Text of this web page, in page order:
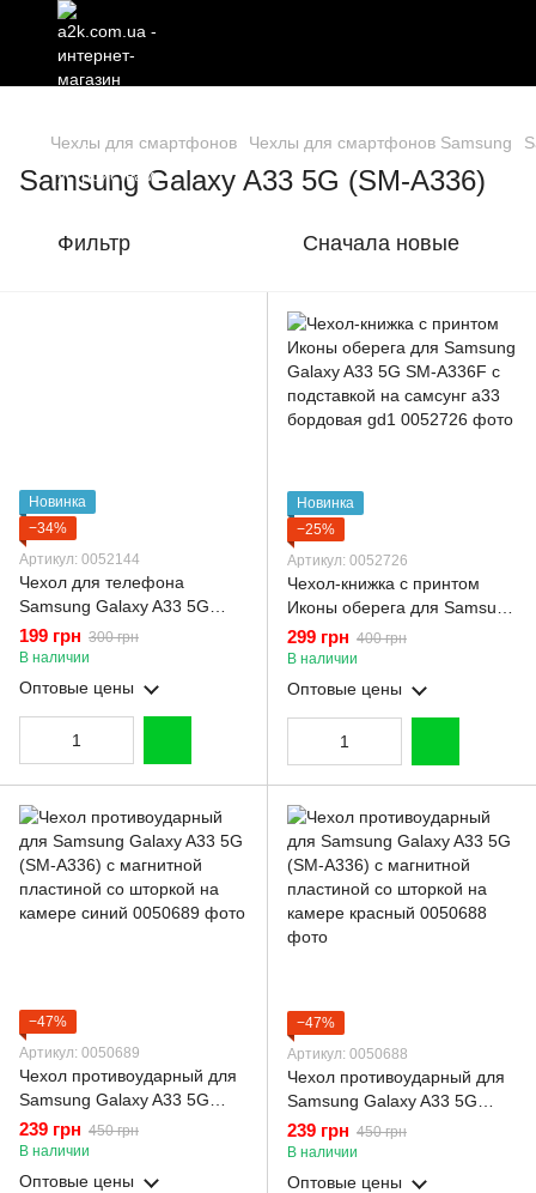
Чехлы для смартфонов Чехлы для смартфонов Samsung
Samsung Galaxy A33 5G (SM-A336)
Фильтр Сначала новые
Новинка
−34%
Артикул: 0052144
Чехол для телефона
Samsung Galaxy A33 5G
(SM-A336) карбоновый
противоударный с высокими
бортами черный
199 грн 300 грн
В наличии
Оптовые цены
Новинка
−25%
Артикул: 0052726
Чехол-книжка с принтом
Иконы оберега для Samsung
Galaxy A33 5G SM-A336F с
подставкой на самсунг а33
бордовая gd1
299 грн 400 грн
В наличии
Оптовые цены
−47%
Артикул: 0050689
Чехол противоударный для
Samsung Galaxy A33 5G
(SM-A336) с магнитной
пластиной со шторкой на
камере синий
239 грн 450 грн
В наличии
Оптовые цены
−47%
Артикул: 0050688
Чехол противоударный для
Samsung Galaxy A33 5G
(SM-A336) с магнитной
пластиной со шторкой на
камере красный
239 грн 450 грн
В наличии
Оптовые цены